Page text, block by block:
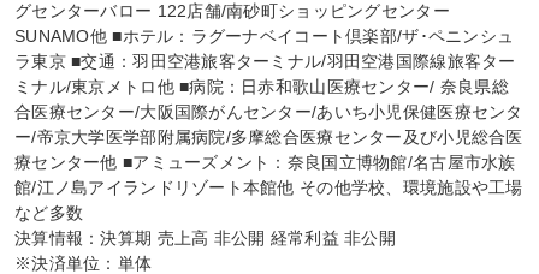
グセンターバロー 122店舗/南砂町ショッピングセンター
SUNAMO他 ■ホテル：ラグーナベイコート倶楽部/ザ･ペニンシュ
ラ東京 ■交通：羽田空港旅客ターミナル/羽田空港国際線旅客ター
ミナル/東京メトロ他 ■病院：日赤和歌山医療センター/ 奈良県総
合医療センター/大阪国際がんセンター/あいち小児保健医療センタ
ー/帝京大学医学部附属病院/多摩総合医療センター及び小児総合医
療センター他 ■アミューズメント：奈良国立博物館/名古屋市水族
館/江ノ島アイランドリゾート本館他 その他学校、環境施設や工場
など多数
決算情報：決算期 売上高 非公開 経常利益 非公開
※決済単位：単体